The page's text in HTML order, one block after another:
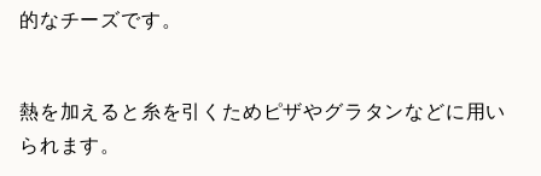
的なチーズです。
熱を加えると糸を引くためピザやグラタンなどに用い
られます。